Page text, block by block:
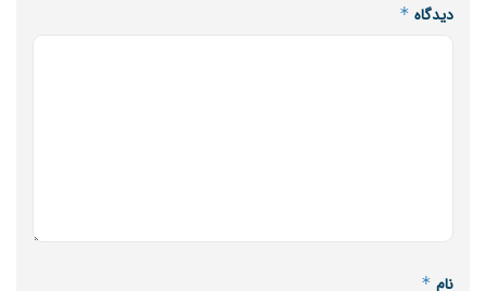
دیدگاه *
نام *